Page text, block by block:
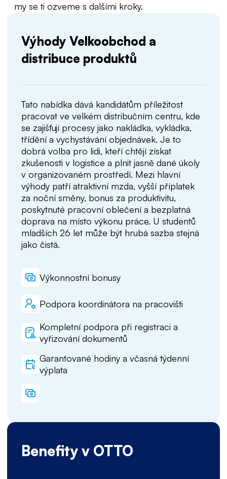
my se ti ozveme s dalšími kroky.
Výhody Velkoobchod a
distribuce produktů
Tato nabídka dává kandidátům příležitost
pracovat ve velkém distribučním centru, kde
se zajišťují procesy jako nakládka, vykládka,
třídění a vychystávání objednávek. Je to
dobrá volba pro lidi, kteří chtějí získat
zkušenosti v logistice a plnit jasně dané úkoly
v organizovaném prostředí. Mezi hlavní
výhody patří atraktivní mzda, vyšší příplatek
za noční směny, bonus za produktivitu,
poskytnuté pracovní oblečení a bezplatná
doprava na místo výkonu práce. U studentů
mladších 26 let může být hrubá sazba stejná
jako čistá.
Výkonnostní bonusy
Podpora koordinátora na pracovišti
Kompletní podpora při registraci a
vyřizování dokumentů
Garantované hodiny a včasná týdenní
výplata
Benefity v OTTO